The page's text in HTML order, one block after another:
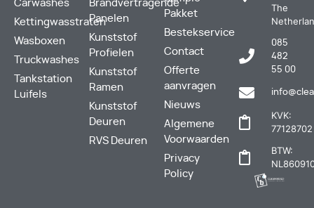
Carwashes
Kettingwasstraten
Wasboxen
Truckwashes
Tankstation
Luifels
Brandvertragende
Panelen
Kunststof
Profielen
Kunststof
Ramen
Kunststof
Deuren
RVS Deuren
Pakket
Bestekservice
Contact
Offerte
aanvragen
Nieuws
Algemene
Voorwaarden
Privacy
Policy
The
085
482
55 00
KVK:
77128702
BTW: